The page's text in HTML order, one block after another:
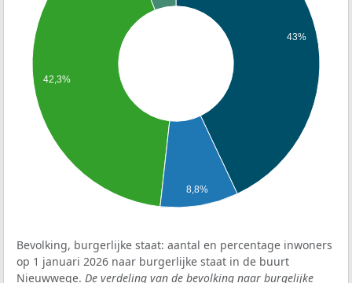
43%
42,3%
8,8%
Bevolking, burgerlijke staat: aantal en percentage inwoners
op 1 januari 2026 naar burgerlijke staat in de buurt
Nieuwwege. De verdeling van de bevolking naar burgelijke